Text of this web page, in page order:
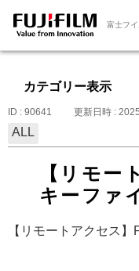
富士フ
カテゴリー表示
ID : 90641 更新日時 :
ALL
【リモー
キーファ
【リモートアクセス